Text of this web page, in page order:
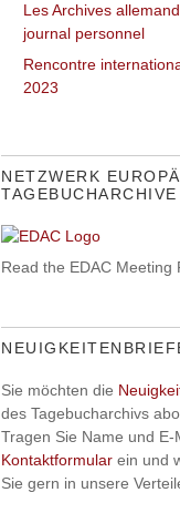
Les Archives
journal personnel
Rencontre
2023
NETZWERK
Read the EDAC Meeting
Sie möchten die
des Tagebucharchivs
Tragen Sie Name und E-
Kontaktformular ein und
Sie gern in unsere